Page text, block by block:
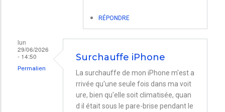
RÉPONDRE
lun
29/06/2026
- 14:50
Permalien
Surchauffe iPhone
La surchauffe de mon iPhone m'est a
rrivée qu'une seule fois dans ma voit
ure, bien qu'elle soit climatisée, quan
d il était sous le pare-brise pendant le